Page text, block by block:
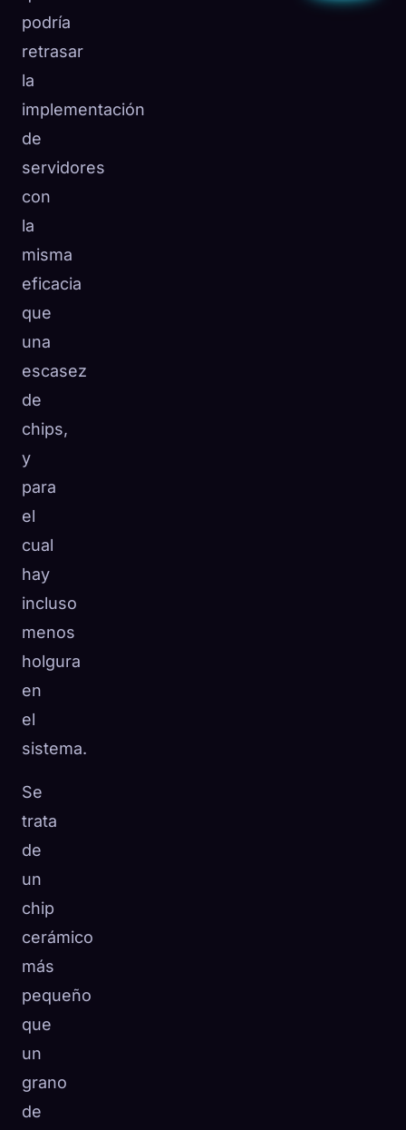
podría
retrasar
la
implementación
de
servidores
con
la
misma
eficacia
que
una
escasez
de
chips,
y
para
el
cual
hay
incluso
menos
holgura
en
el
sistema.
Se
trata
de
un
chip
cerámico
más
pequeño
que
un
grano
de